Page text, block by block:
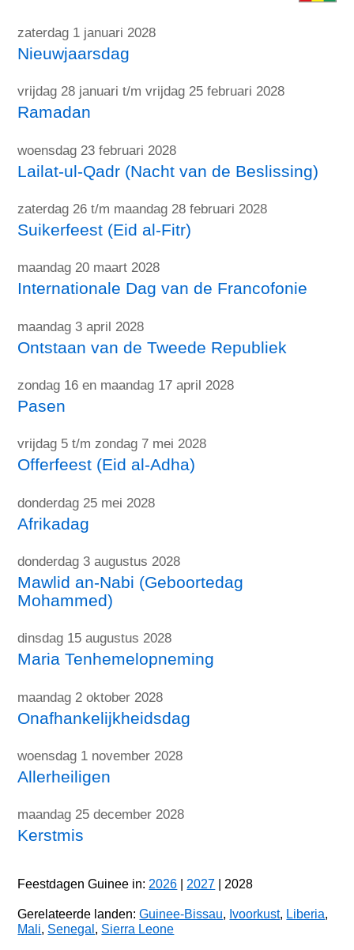
zaterdag 1 januari 2028
Nieuwjaarsdag
vrijdag 28 januari t/m vrijdag 25 februari 2028
Ramadan
woensdag 23 februari 2028
Lailat-ul-Qadr (Nacht van de Beslissing)
zaterdag 26 t/m maandag 28 februari 2028
Suikerfeest (Eid al-Fitr)
maandag 20 maart 2028
Internationale Dag van de Francofonie
maandag 3 april 2028
Ontstaan van de Tweede Republiek
zondag 16 en maandag 17 april 2028
Pasen
vrijdag 5 t/m zondag 7 mei 2028
Offerfeest (Eid al-Adha)
donderdag 25 mei 2028
Afrikadag
donderdag 3 augustus 2028
Mawlid an-Nabi (Geboortedag
Mohammed)
dinsdag 15 augustus 2028
Maria Tenhemelopneming
maandag 2 oktober 2028
Onafhankelijkheidsdag
woensdag 1 november 2028
Allerheiligen
maandag 25 december 2028
Kerstmis
Feestdagen Guinee in: 2026 | 2027 | 2028
Gerelateerde landen:Guinee-Bissau, Ivoorkust, Liberia,
Mali, Senegal, Sierra Leone